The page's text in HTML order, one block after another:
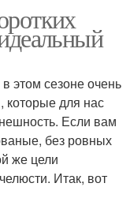
этом сезоне очень
для нас
Если вам
без ровных
же цели
Итак, вот